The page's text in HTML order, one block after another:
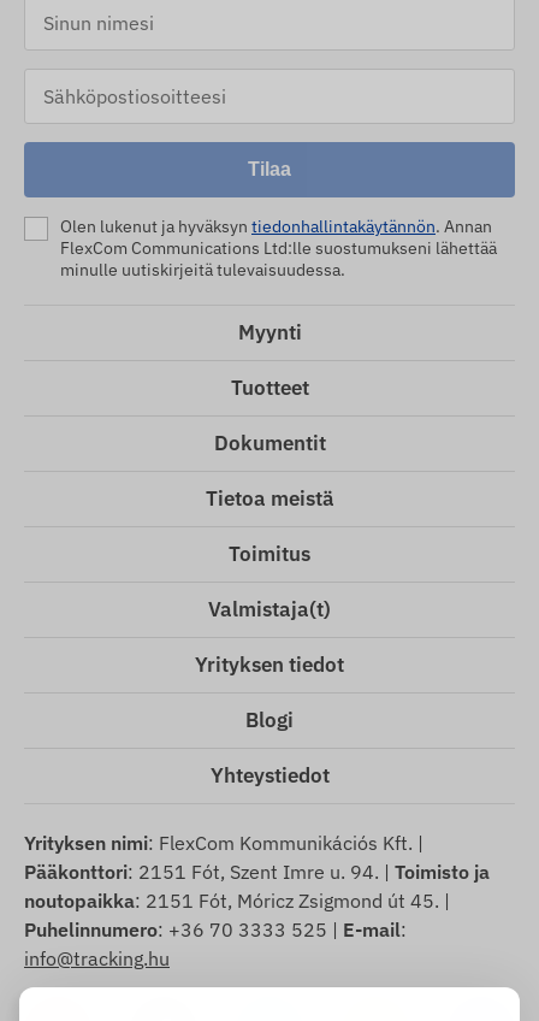
Tilaa
Olen lukenut ja hyväksyn tiedonhallintakäytännön. Annan
FlexCom Communications Ltd:lle suostumukseni lähettää
minulle uutiskirjeitä tulevaisuudessa.
Myynti
Tuotteet
Dokumentit
Tietoa meistä
Toimitus
Valmistaja(t)
Yrityksen tiedot
Blogi
Yhteystiedot
Yrityksen nimi: FlexCom Kommunikációs Kft. |
Pääkonttori: 2151 Fót, Szent Imre u. 94. | Toimisto ja
noutopaikka: 2151 Fót, Móricz Zsigmond út 45. |
Puhelinnumero: +36 70 3333 525 | E-mail:
info@tracking.hu